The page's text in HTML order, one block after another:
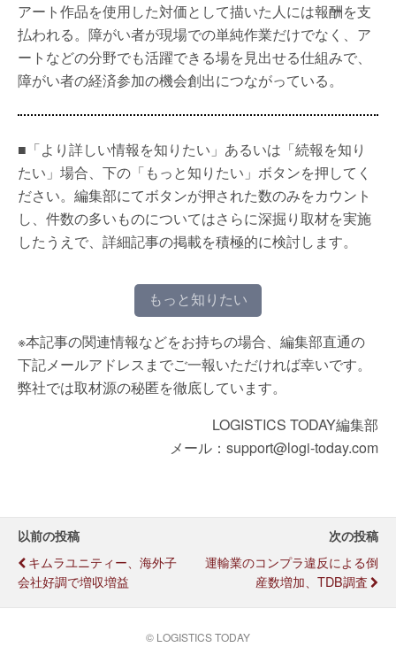
アート作品を使用した対価として描いた人には報酬を支
払われる。障がい者が現場での単純作業だけでなく、ア
ートなどの分野でも活躍できる場を見出せる仕組みで、
障がい者の経済参加の機会創出につながっている。
■「より詳しい情報を知りたい」あるいは「続報を知り
たい」場合、下の「もっと知りたい」ボタンを押してく
ださい。編集部にてボタンが押された数のみをカウント
し、件数の多いものについてはさらに深掘り取材を実施
したうえで、詳細記事の掲載を積極的に検討します。
もっと知りたい
※本記事の関連情報などをお持ちの場合、編集部直通の
下記メールアドレスまでご一報いただければ幸いです。
弊社では取材源の秘匿を徹底しています。
LOGISTICS TODAY編集部
メール：support@logi-today.com
以前の投稿
キムラユニティー、海外子
会社好調で増収増益
次の投稿
運輸業のコンプラ違反による倒
産数増加、TDB調査
© LOGISTICS TODAY